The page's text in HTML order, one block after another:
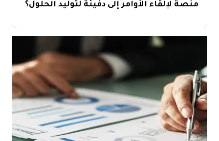
منصة لإلقاء الأوامر إلى دفيئة لتوليد الحلول؟